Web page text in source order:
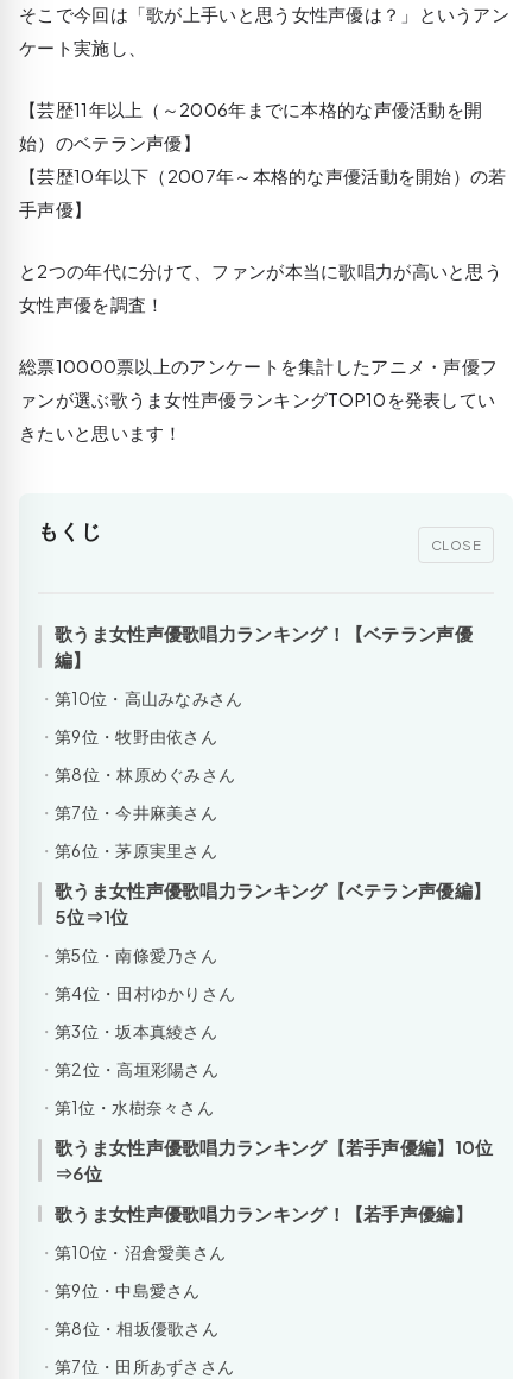
そこで今回は「歌が上手いと思う女性声優は？」というアン
ケート実施し、
【芸歴11年以上（～2006年までに本格的な声優活動を開
始）のベテラン声優】
【芸歴10年以下（2007年～本格的な声優活動を開始）の若
手声優】
と2つの年代に分けて、ファンが本当に歌唱力が高いと思う
女性声優を調査！
総票10000票以上のアンケートを集計したアニメ・声優フ
ァンが選ぶ歌うま女性声優ランキングTOP10を発表してい
きたいと思います！
もくじ
CLOSE
歌うま女性声優歌唱力ランキング！【ベテラン声優
編】
第10位・高山みなみさん
第9位・牧野由依さん
第8位・林原めぐみさん
第7位・今井麻美さん
第6位・茅原実里さん
歌うま女性声優歌唱力ランキング【ベテラン声優編】
5位⇒1位
第5位・南條愛乃さん
第4位・田村ゆかりさん
第3位・坂本真綾さん
第2位・高垣彩陽さん
第1位・水樹奈々さん
歌うま女性声優歌唱力ランキング【若手声優編】10位
⇒6位
歌うま女性声優歌唱力ランキング！【若手声優編】
第10位・沼倉愛美さん
第9位・中島愛さん
第8位・相坂優歌さん
第7位・田所あずささん